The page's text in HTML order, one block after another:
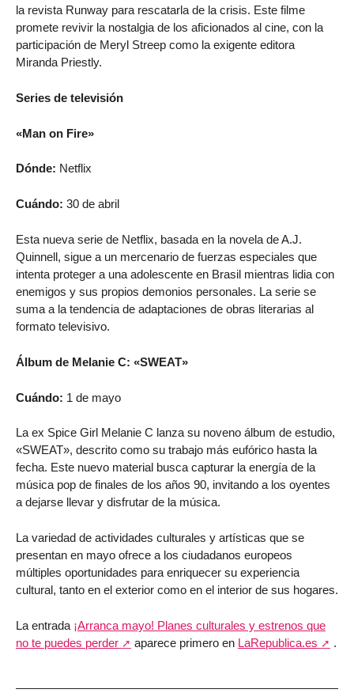
la revista Runway para rescatarla de la crisis. Este filme
promete revivir la nostalgia de los aficionados al cine, con la
participación de Meryl Streep como la exigente editora
Miranda Priestly.
Series de televisión
«Man on Fire»
Dónde: Netflix
Cuándo: 30 de abril
Esta nueva serie de Netflix, basada en la novela de A.J.
Quinnell, sigue a un mercenario de fuerzas especiales que
intenta proteger a una adolescente en Brasil mientras lidia con
enemigos y sus propios demonios personales. La serie se
suma a la tendencia de adaptaciones de obras literarias al
formato televisivo.
Álbum de Melanie C: «SWEAT»
Cuándo: 1 de mayo
La ex Spice Girl Melanie C lanza su noveno álbum de estudio,
«SWEAT», descrito como su trabajo más eufórico hasta la
fecha. Este nuevo material busca capturar la energía de la
música pop de finales de los años 90, invitando a los oyentes
a dejarse llevar y disfrutar de la música.
La variedad de actividades culturales y artísticas que se
presentan en mayo ofrece a los ciudadanos europeos
múltiples oportunidades para enriquecer su experiencia
cultural, tanto en el exterior como en el interior de sus hogares.
La entrada ¡Arranca mayo! Planes culturales y estrenos que
no te puedes perder
aparece primero en LaRepublica.es .